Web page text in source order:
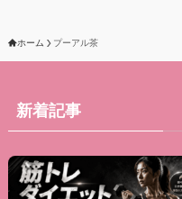
ホーム プーアル茶
新着記事